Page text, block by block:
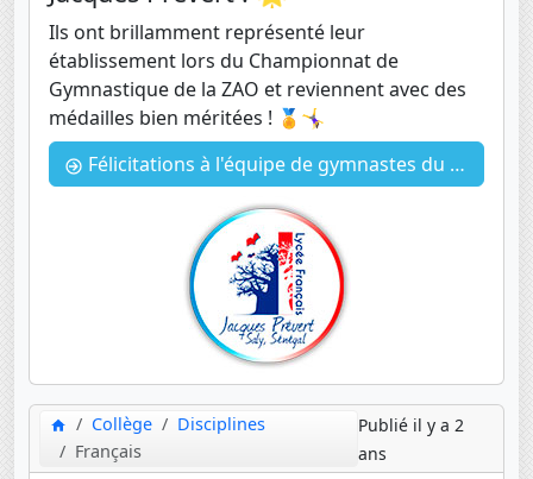
Ils ont brillamment représenté leur
établissement lors du Championnat de
Gymnastique de la ZAO et reviennent avec des
médailles bien méritées ! 🏅🤸‍♀️
Félicitations à l'équipe de gymnastes du Lycée Français Jacques Prévert ! 🌟
Collège
Disciplines
Français
Publié il y a 2
ans